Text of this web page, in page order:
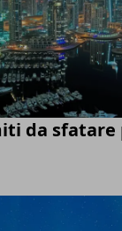
da sfatare